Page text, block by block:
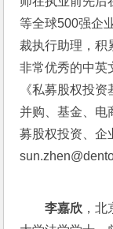
等全球500强企
裁执行助理，积
非常优秀的中英
《私募股权投
并购、基金、电
募股权投资、企
李嘉欣 ，